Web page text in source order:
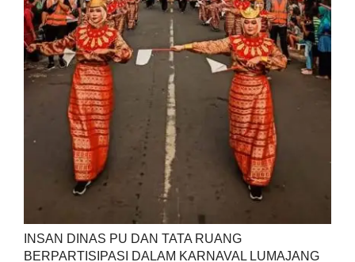
INSAN DINAS PU DAN TATA RUANG
BERPARTISIPASI DALAM KARNAVAL LUMAJANG